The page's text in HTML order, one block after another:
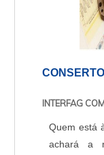
INTERFAG
Quem está
achará a